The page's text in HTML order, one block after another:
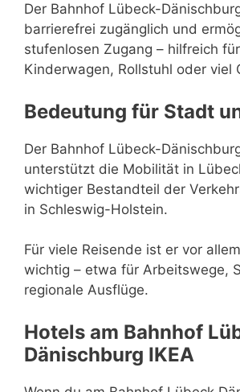
Der Bahnhof Lübeck-
barrierefrei zugänglich und
stufenlosen Zugang – hilfreich
Kinderwagen, Rollstuhl oder viel
Bedeutung für Stadt
Der Bahnhof Lübeck-
unterstützt die Mobilität in
wichtiger Bestandteil der
in Schleswig-Holstein.
Für viele Reisende ist er vor
wichtig – etwa für Arbeitswege,
regionale Ausflüge.
Hotels am Bahnhof
Dänischburg IKEA